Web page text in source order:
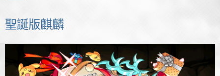
聖誕版麒麟